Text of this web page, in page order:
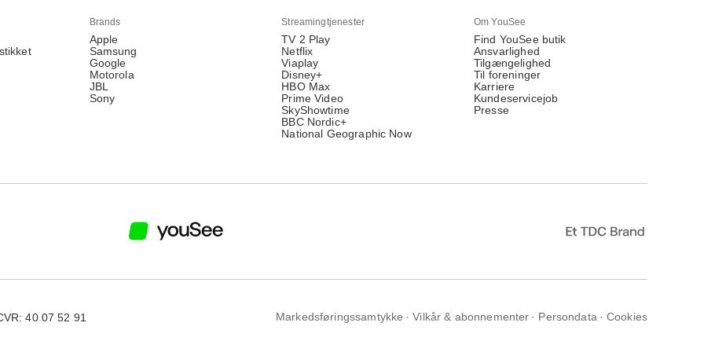
Brands
Apple
Samsung
Google
Motorola
JBL
Sony
Streamingtjenester
TV 2 Play
Netflix
Viaplay
Disney+
HBO Max
Prime Video
SkyShowtime
BBC Nordic+
National Geographic Now
Om YouSee
Find YouSee butik
Ansvarlighed
Tilgængelighed
Til foreninger
Karriere
Kundeservicejob
Presse
40 07 52 91 Markedsføringssamtykke Vilkår & abonnementer Persondata Cookies